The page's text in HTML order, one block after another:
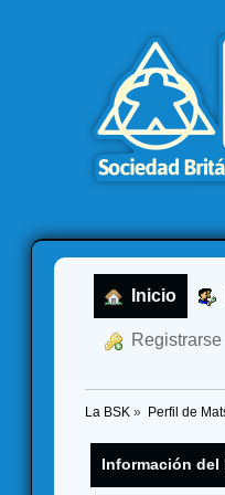
Inicio
Registrarse
La BSK » Perfil de
Información del